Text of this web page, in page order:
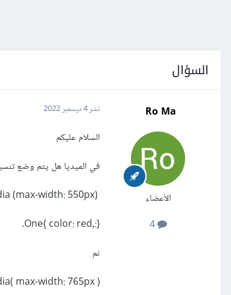
السؤال
Ro Ma
الأعضاء
4
نشر4 ديسمبر 2022
السلام عليكم
في الميديا هل يتم وضع
One{ color: red,:}.
ثم
max-width: 765px )@